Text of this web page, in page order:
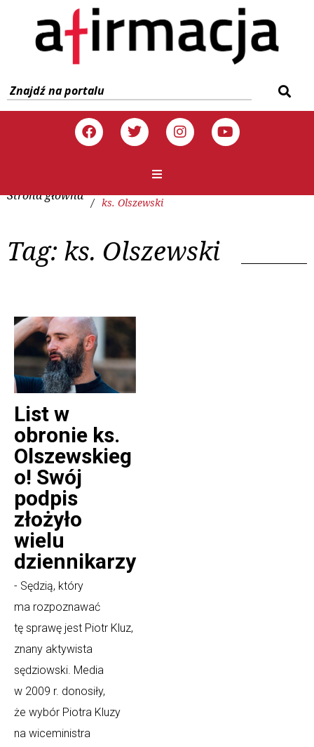
Strona główna / ks. Olszewski
Tag: ks. Olszewski
List w
obronie ks.
Olszewskieg
o! Swój
podpis
złożyło
wielu
dziennikarzy
- Sędzią, który
ma rozpoznawać
tę sprawę jest Piotr Kluz,
znany aktywista
sędziowski. Media
w 2009 r. donosiły,
że wybór Piotra Kluzy
na wiceministra